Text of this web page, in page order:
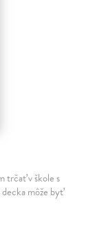
trčať v škole s
môže byť